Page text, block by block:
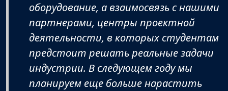
оборудование, а взаимосвязь с нашими
партнерами, центры проектной
деятельности, в которых студентам
предстоит решать реальные задачи
индустрии. В следующем году мы
планируем еще больше нарастить